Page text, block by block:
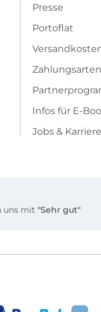
Presse
Portoflat
Zahlungsarten
Infos für E-
Jobs & Karriere
uns mit "Sehr gut"